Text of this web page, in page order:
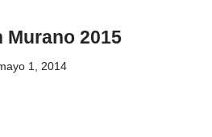
Murano 2015
1, 2014